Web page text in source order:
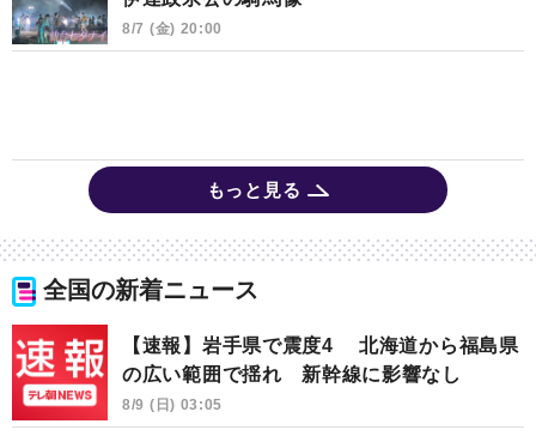
8/7 (金) 20:00
もっと見る
全国の新着ニュース
【速報】岩手県で震度4 北海道から福島県
の広い範囲で揺れ 新幹線に影響なし
8/9 (日) 03:05